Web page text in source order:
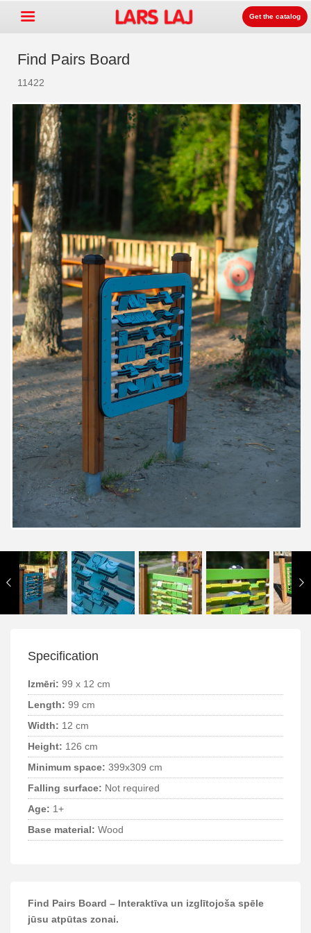
Rotaļlaukumu aprīkojums +
Parku un dārzu mēbeles +
Sporta aprīkojums +
Segumi un virsmas +
Prouktu līnijas
Kontakti
Kataloga pasūtīšana
LarsLaj Worldwide
Lars Laj on Facebook
Get the catalog
Find Pairs Board
11422
Specification
Izmēri: 99 x 12 cm
Length: 99 cm
Width: 12 cm
Height: 126 cm
Minimum space: 399x309 cm
Falling surface: Not required
Age: 1+
Base material: Wood
Find Pairs Board – Interaktīva un izglītojoša spēle
jūsu atpūtas zonai.